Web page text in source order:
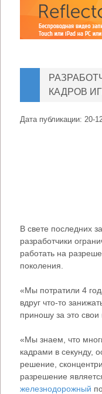
КАДРОВ
Дата публикации: 20-
В свете последних
разработчики
работать на
поколения.
«Мы потратили 4
вдруг что-то
приношу за это
«Мы знаем, что
кадрами в секунду,
решение,
разрешение
железнодорожный